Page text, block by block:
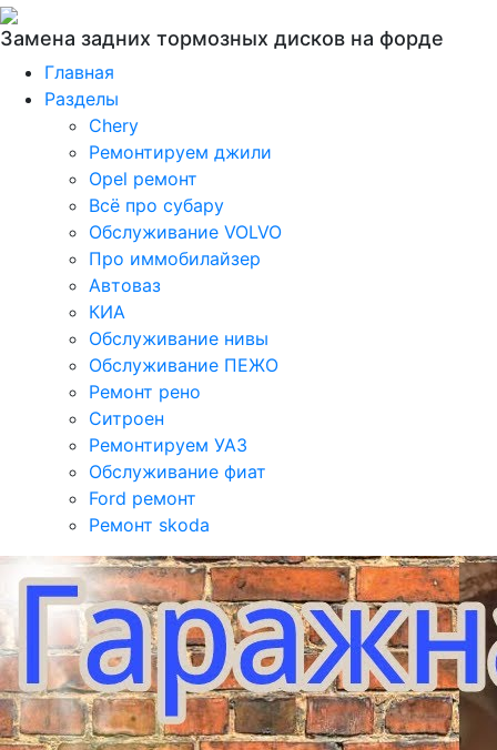
Замена задних тормозных дисков на форде
Главная
Разделы
Chery
Ремонтируем джили
Opel ремонт
Всё про субару
Обслуживание VOLVO
Про иммобилайзер
Автоваз
КИА
Обслуживание нивы
Обслуживание ПЕЖО
Ремонт рено
Ситроен
Ремонтируем УАЗ
Обслуживание фиат
Ford ремонт
Ремонт skoda